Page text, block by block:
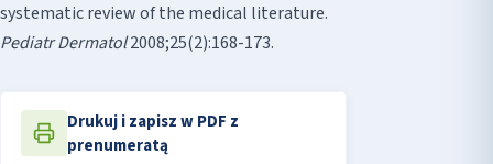
systematic review of the medical literature.
Pediatr Dermatol2008;25(2):168-173.
Drukuj i zapisz w PDF z
prenumeratą